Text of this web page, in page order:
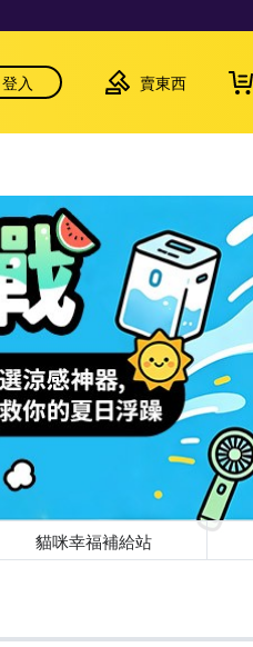
登入 賣東西
貓咪幸福補給站